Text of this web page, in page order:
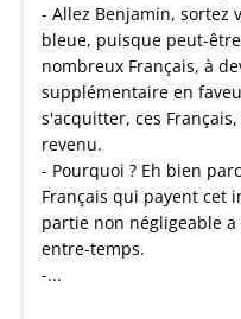
- Allez Benjamin, sortez
bleue, puisque peut-
nombreux Français, à
supplémentaire en
s'acquitter, ces
revenu.
- Pourquoi ? Eh bien
Français qui payent cet
partie non négligeable
entre-temps.
-...